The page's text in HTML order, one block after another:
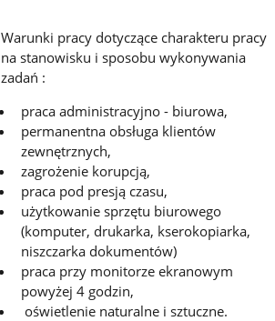
Warunki pracy dotyczące charakteru pracy
na stanowisku i sposobu wykonywania
zadań :
praca administracyjno - biurowa,
permanentna obsługa klientów
zewnętrznych,
zagrożenie korupcją,
praca pod presją czasu,
użytkowanie sprzętu biurowego
(komputer, drukarka, kserokopiarka,
niszczarka dokumentów)
praca przy monitorze ekranowym
powyżej 4 godzin,
oświetlenie naturalne i sztuczne.